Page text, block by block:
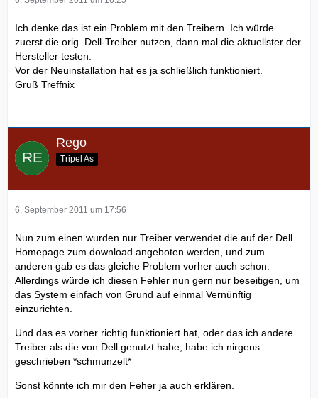
Ich denke das ist ein Problem mit den Treibern. Ich würde
zuerst die orig. Dell-Treiber nutzen, dann mal die aktuellster der
Hersteller testen.
Vor der Neuinstallation hat es ja schließlich funktioniert.
Gruß Treffnix
Rego
Tripel As
6. September 2011 um 17:56
Nun zum einen wurden nur Treiber verwendet die auf der Dell
Homepage zum download angeboten werden, und zum
anderen gab es das gleiche Problem vorher auch schon.
Allerdings würde ich diesen Fehler nun gern nur beseitigen, um
das System einfach von Grund auf einmal Vernünftig
einzurichten.
Und das es vorher richtig funktioniert hat, oder das ich andere
Treiber als die von Dell genutzt habe, habe ich nirgens
geschrieben *schmunzelt*
Sonst könnte ich mir den Feher ja auch erklären.